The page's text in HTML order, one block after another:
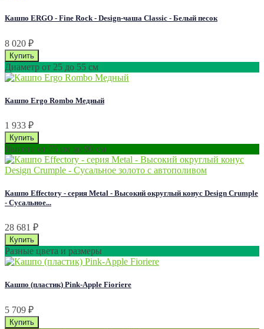
Кашпо ERGO - Fine Rock - Design-чаша Classic - Белый песок
8 020 ₽
Диаметр от 25 до 55 см
Кашпо Ergo Rombo Медный
1 933 ₽
Высота от 75 см до 90 см
Кашпо Effectory - серия Metal - Высокий округлый конус Design Сrumple
- Сусальное...
28 681 ₽
Разные цвета и размеры
Кашпо (пластик) Pink-Apple Fioriere
5 709 ₽